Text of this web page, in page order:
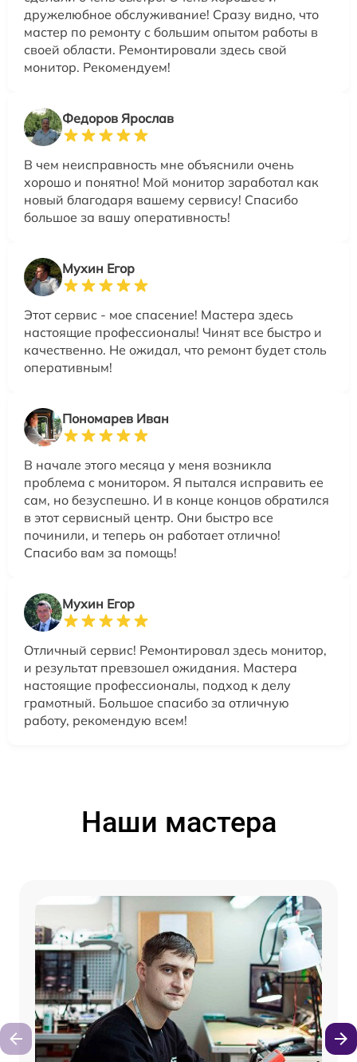
дружелюбное обслуживание! Сразу видно, что
мастер по ремонту с большим опытом работы в
своей области. Ремонтировали здесь свой
монитор. Рекомендуем!
Федоров Ярослав
В чем неисправность мне объяснили очень
хорошо и понятно! Мой монитор заработал как
новый благодаря вашему сервису! Спасибо
большое за вашу оперативность!
Мухин Егор
Этот сервис - мое спасение! Мастера здесь
настоящие профессионалы! Чинят все быстро и
качественно. Не ожидал, что ремонт будет столь
оперативным!
Пономарев Иван
В начале этого месяца у меня возникла
проблема с монитором. Я пытался исправить ее
сам, но безуспешно. И в конце концов обратился
в этот сервисный центр. Они быстро все
починили, и теперь он работает отлично!
Спасибо вам за помощь!
Мухин Егор
Отличный сервис! Ремонтировал здесь монитор,
и результат превзошел ожидания. Мастера
настоящие профессионалы, подход к делу
грамотный. Большое спасибо за отличную
работу, рекомендую всем!
Наши мастера